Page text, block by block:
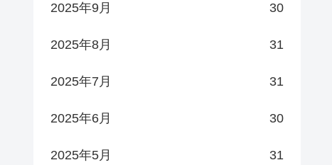
2025年9月 30
2025年8月 31
2025年7月 31
2025年6月 30
2025年5月 31